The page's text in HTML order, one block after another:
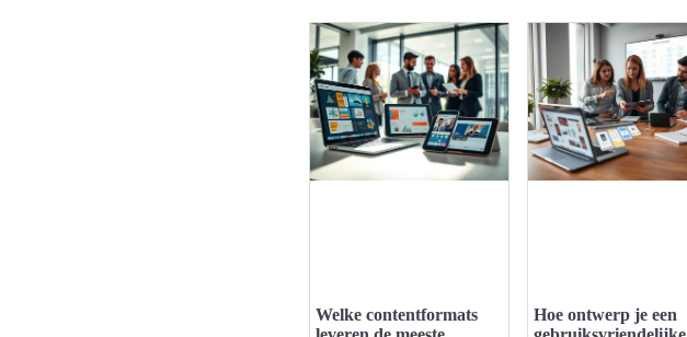
Welke contentformats
Hoe ontwerp je een